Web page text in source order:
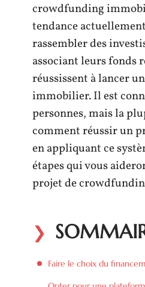
crowdfunding
tendance
rassembler des
associant leurs fonds
réussissent à lancer
immobilier. Il est
personnes, mais la
comment réussir un
en appliquant ce
étapes qui vous
projet de
Faire le choix du